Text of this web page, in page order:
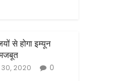
से होगा इम्यून
30, 2020 0